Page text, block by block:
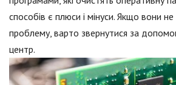
способів є плюси і мінуси. Якщо вони
проблему, варто звернутися за
центр.